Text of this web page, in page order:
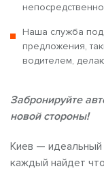
Наша служба
предложения,
водителем,
Забронируйте
новой стороны!
Киев — идеальный
каждый найдет